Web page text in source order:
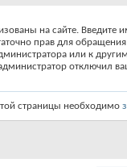
на сайте. Введите
прав для
или к
отключил
страницы необходимо